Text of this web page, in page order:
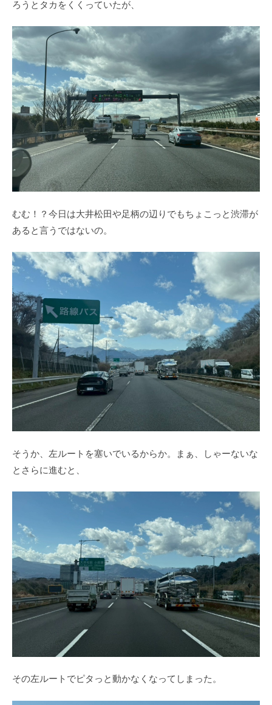
ろうとタカをくくっていたが、
むむ！？今日は大井松田や足柄の辺りでもちょこっと渋滞が
あると言うではないの。
そうか、左ルートを塞いでいるからか。まぁ、しゃーないな
とさらに進むと、
その左ルートでピタっと動かなくなってしまった。